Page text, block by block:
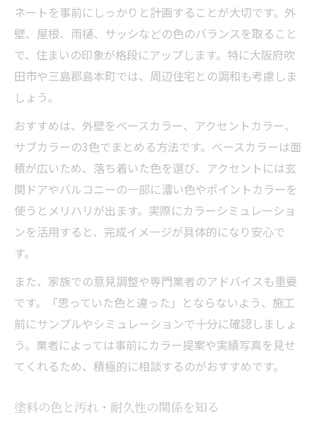
ネートを事前にしっかりと計画することが大切です。外
壁、屋根、雨樋、サッシなどの色のバランスを取ること
で、住まいの印象が格段にアップします。特に大阪府吹
田市や三島郡島本町では、周辺住宅との調和も考慮しま
しょう。
おすすめは、外壁をベースカラー、アクセントカラー、
サブカラーの3色でまとめる方法です。ベースカラーは面
積が広いため、落ち着いた色を選び、アクセントには玄
関ドアやバルコニーの一部に濃い色やポイントカラーを
使うとメリハリが出ます。実際にカラーシミュレーショ
ンを活用すると、完成イメージが具体的になり安心で
す。
また、家族での意見調整や専門業者のアドバイスも重要
です。「思っていた色と違った」とならないよう、施工
前にサンプルやシミュレーションで十分に確認しましょ
う。業者によっては事前にカラー提案や実績写真を見せ
てくれるため、積極的に相談するのがおすすめです。
塗料の色と汚れ・耐久性の関係を知る